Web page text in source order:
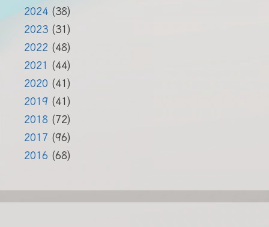
2024 (38)
2023 (31)
2022 (48)
2021 (44)
2020 (41)
2019 (41)
2018 (72)
2017 (96)
2016 (68)